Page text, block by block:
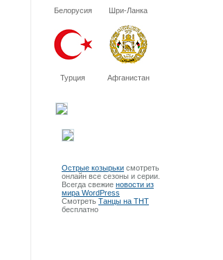
Белорусия Шри-Ланка
Турция Афганистан
Острые козырьки смотреть
онлайн все сезоны и серии.
Всегда свежие новости из
мира WordPress
Смотреть Танцы на ТНТ
бесплатно